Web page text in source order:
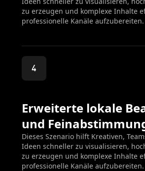
zu erzeugen und komplexe Inhalte
professionelle Kanäle aufzubereiten.
4
Erweiterte lokale
und
Dieses Szenario hilft Kreativen,
Ideen schneller zu visualisieren,
zu erzeugen und komplexe Inhalte
professionelle Kanäle aufzubereiten.